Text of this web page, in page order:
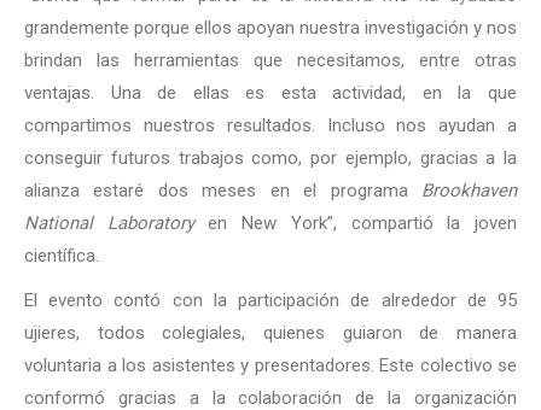
grandemente porque ellos apoyan nuestra investigación y nos
brindan las herramientas que necesitamos, entre otras
ventajas. Una de ellas es esta actividad, en la que
compartimos nuestros resultados. Incluso nos ayudan a
conseguir futuros trabajos como, por ejemplo, gracias a la
alianza estaré dos meses en el programa Brookhaven
National Laboratoryen New York”, compartió la joven
científica.
El evento contó con la participación de alrededor de 95
ujieres, todos colegiales, quienes guiaron de manera
voluntaria a los asistentes y presentadores. Este colectivo se
conformó gracias a la colaboración de la organización